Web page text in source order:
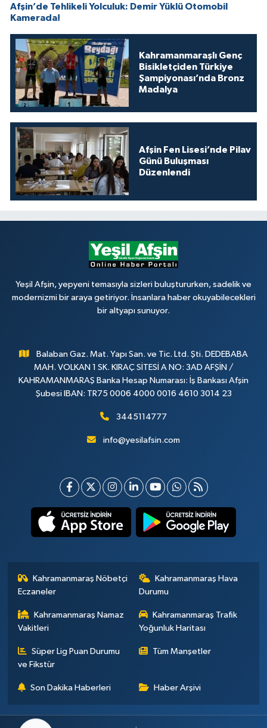
Afşin’de Tehlikeli Yolculuk: Demir Yüklü Otomobil
Kamerada!
Kahramanmaraşlı Genç
Bisikletçiden Türkiye
Şampiyonası’nda Bronz
Madalya
Afşin Fen Lisesi’nde Pilav
Günü Buluşması
Düzenlendi
Yeşil Afşin, yepyeni temasıyla sizleri buluştururken, sadelik ve
modernizmi bir araya getiriyor. İnsanlara haber okuyabilecekleri
bir altyapı sunuyor.
Balaban Gaz. Mat. Yapı San. ve Tic. Ltd. Şti. DEDEBABA
MAH. VOLKAN 1 SK. KIRAÇ SİTESİ A NO: 3AD AFŞİN /
KAHRAMANMARAŞ Banka Hesap Numarası: İş Bankası Afşin
Şubesi IBAN: TR75 0006 4000 0016 4610 3014 23
3445114777
info@yesilafsin.com
Kahramanmaraş Nöbetçi
Eczaneler
Kahramanmaraş Hava
Durumu
Kahramanmaraş Namaz
Vakitleri
Kahramanmaraş Trafik
Yoğunluk Haritası
Süper Lig Puan Durumu
ve Fikstür
Tüm Manşetler
Son Dakika Haberleri Haber Arşivi